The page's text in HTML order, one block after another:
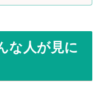
な人が見に